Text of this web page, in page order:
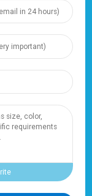
& கேபிள்
201802,